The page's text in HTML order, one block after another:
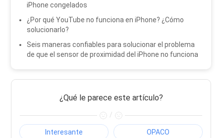
iPhone congelados
¿Por qué YouTube no funciona en iPhone? ¿Cómo
solucionarlo?
Seis maneras confiables para solucionar el problema
de que el sensor de proximidad del iPhone no funciona
¿Qué le parece este artículo?
/
Interesante OPACO